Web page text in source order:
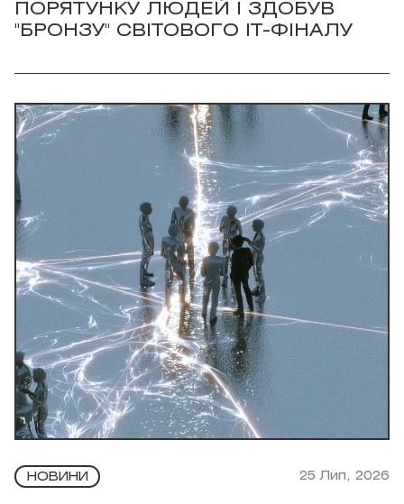
ПОРЯТУНКУ ЛЮДЕЙ І ЗДОБУВ
"БРОНЗУ" СВІТОВОГО IT-ФІНАЛУ
НОВИНИ 25 Лип, 2026